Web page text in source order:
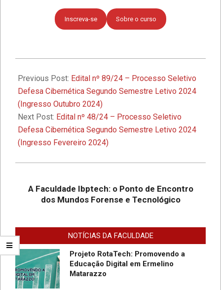
Inscreva-se Sobre o curso
10-
17
Previous Post: Edital nº 89/24 – Processo Seletivo
Defesa Cibernética Segundo Semestre Letivo 2024
(Ingresso Outubro 2024)
Next Post: Edital nº 48/24 – Processo Seletivo
Defesa Cibernética Segundo Semestre Letivo 2024
(Ingresso Fevereiro 2024)
A Faculdade Ibptech: o Ponto de Encontro
dos Mundos Forense e Tecnológico
NOTÍCIAS DA FACULDADE
Faculdade IBPTECH e SBSeg 2023
1º Fórum de Extensão da Faculdade
Ibptech
A Faculdade Ibptech: o Ponto de
Encontro dos Mundos Forense e
Tecnológico
Cibernética para ingresso com
vestibular, Enem ou 2a. graduação na
Faculdade IBPTECH Lança Projeto
Promover Segurança na Internet
Projeto RotaTech: Promovendo a
Educação Digital em Ermelino
Matarazzo